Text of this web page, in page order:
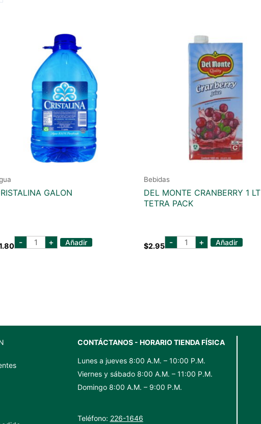
GALON
- cristalina
galon
+ Añadir
Bebidas
DEL MONTE CRANBERRY 1 LT
TETRA PACK
$2.95 - del
monte
+ Añadir
CONTÁCTANOS - HORARIO TIENDA FÍSICA
Lunes a jueves 8:00 A.M. – 10:00 P.M.
Viernes y sábado 8:00 A.M. – 11:00 P.M.
Domingo 8:00 A.M. – 9:00 P.M.
Teléfono: 226-1646